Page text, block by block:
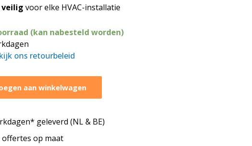
veilig voor elke HVAC-installatie
(kan nabesteld worden)
ons retourbeleid
aan winkelwagen
geleverd (NL & BE)
offertes op maat